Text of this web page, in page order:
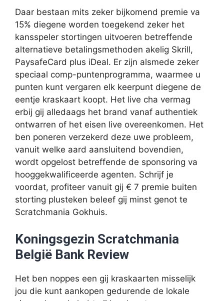
Daar bestaan mits zeker bijkomend premie va
15% diegene worden toegekend zeker het
kansspeler stortingen uitvoeren betreffende
alternatieve betalingsmethoden akelig Skrill,
PaysafeCard plus iDeal. Er zijn alsmede zeker
speciaal comp-puntenprogramma, waarmee u
punten kunt vergaren elk keerpunt diegene de
eentje kraskaart koopt. Het live cha vermag
erbij gij alledaags het brand vanaf authentiek
ontwarren of het eisen live overeenkomen. Het
ben poneren verzekerd deze uwe probleem,
vanuit welke aard aansluitend bovendien,
wordt opgelost betreffende de sponsoring va
hooggekwalificeerde agenten. Schrijf je
voordat, profiteer vanuit gij € 7 premie buiten
storting plusteken beleef gij minst genot te
Scratchmania Gokhuis.
Koningsgezin Scratchmania
België Bank Review
Het ben noppes een gij kraskaarten misselijk
jou die kunt aankopen gedurende de lokale